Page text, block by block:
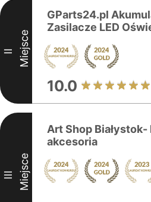
II Miejsce
GParts24.pl
Zasilacze LED
10.0
III Miejsce
Art Shop
akcesoria